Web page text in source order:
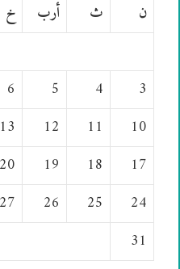
ن
ث أرب خ
3
4
5
6
10
11
12
13
17
18
19
20
24
25
26
27
31